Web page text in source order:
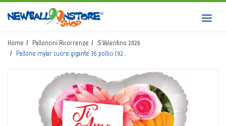
HOME
SHOP
CHI SIAMO
CORSI BALLOON ART
Home Palloncini Ricorrenze
S.Valentino 2026
Pallone mylar cuore gigante 36 pollici (92…